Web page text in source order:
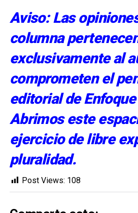
Aviso: Las
columna
exclusivamente al
comprometen el
editorial de
Abrimos este
ejercicio de libre
pluralidad.
Post Views: 108